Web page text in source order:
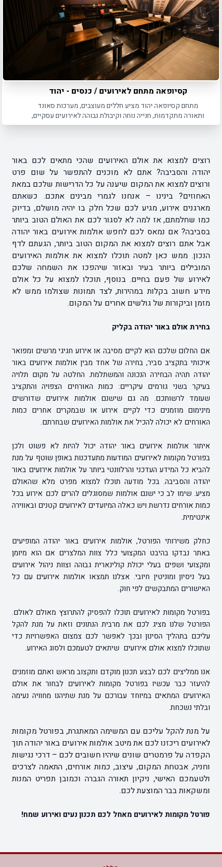
קסיופאה מתחם לאירועים / כנסים - יהוד
מתחם קסיופאה יהוד מציע חללים מעוצבים, מערכות סאונד
ותאורה מתקדמות, חנייה נוחה וקיבולת גבוהה לאירועים עסקיים,
כנסים והרצאות בכל סגנון
רוצים למצוא את אולם האירועים שהכי מתאים לכם באור
יהודה והסביבה? אתם לא מוכנים להתפשר על שום פרט
ורוצים למצוא את המקום שיענה על כל הדרישות שלכם במאת
האחוזים? בינינו – אנחנו לגמרי מבינים אתכם. כשאתם
מארגנים אירוע, מגיע לכם שכל חלק בו יהיה מושלם, בדיוק
כמו שחלמתם, אז למה לא לסגור לכם את האולם הטוב ביותר
בסביבה? אם נמאס לכם לחפש אולמות אירועים באור יהודה
אבל אתם רוצים למצוא את המקום הטוב ביותר, הגעתם לדף
הנכון. ממש כאן למטה תוכלו למצוא את אולמות האירועים
המובילים ביותר בעיר ובאזור שיהפכו את השמחה שלכם
לאירוע של פעם בחיים. בנוסף, תוכלו למצוא על כל אולם
מידע חשוב בקלות במהירות, לצד תמונות שצולמו ממש לא
מזמן וביקורות של גולשים אחרים על המקום.
בחירת אולם באור יהודה בקליק
אם החלום שלכם הוא לקיים מסיבה או אירוע חגיגי מרשים ומפואר
איכותי בתקציב סביר, בחירה של אחד מבין אולמות אירועים באור
יהודה תהיה הבחירה הנכונה והמשתלמת. החלטה על מקום תלויה
בעיקר בשני גורמים עיקריים: כמות האורחים הצפויה והתקציב
שעומד לרשותכם. מה גם שישנם אולמות אירועים שדורשים
מינימום מוזמנים כדי לקיים אירוע או שבמקרים אחרים כמות
האורחים לא יכולה להכיל את אולמות האירועים שבחרתם.
איתור אולמות אירועים באור יהודה יכול להיות לא פשוט ולכן
בפורטל מקומות לאירועים המודעות מתעדכנות באופן שוטף על מנת
להביא כל המידע העדכני והרלוונטי ביותר על אולמות אירועים באור
יהודה והסביבה. בכל מודעה תוכלו למצוא מפרט מלא שהאולם
מציע. שימו לב כי ישנם אולמות שמסוגלים להרים לכם אירוע בכל
כמות אורחים נדרשת ויש כאלה המיועדים לאירועים קטנים ובאווירה
אינטימית.
כחלק משירותי הפורטל, אולמות אירועים באור יהודה המופיעים
באתר נבדקו בהיבט המקצועי כלל צוות המלצרים אם הוא מיומן
ומקצועי ושפים בעלי יכולת קולינארית גבוהה וצוות ניהול אירועים
בעל ניסיון ומוניטין חיובי. אצלנו תמצאו אולמות אירועים עם כל
האישורים המתבקשים לפי חוק.
בפורטל מקומות לאירועים תוכלו להפסיק להתרוצץ מאולם לאולם.
הפורטל שלנו מציג לכם את מרבית הנתונים וזאת על מנת להקל
עליכם בתהליך הסינון ובכך לאפשר לכם צמצום האפשרויות כדי
שתוכלו למצוא אולם אירועים שיתאים לטעמכם ולסוג האירוע.
אנו ממליצים לכם לבצע תכנון מוקדם ותקצוב מראש ואתם מוזמנים
להיעזר כבר עכשיו בפורטל מקומות לאירועים לבחור את אולם
האירועים המתאים במיוחד עבורכם על מנת שתיהנו מחוויה נעימה
ובלתי נשכחת.
על מנת להקל עליכם עם המשימה המאתגרת, בפורטל מקומות
לאירועים ריכזנו לכם את מיטב אולמות אירועים באור יהודהתוך
הקפדה על פרמטרים שונים שיהיו חשובים לכם – דרכי נגישות
וחניה, אבטחת המקום, עיצוב, כמות אורחים, התאמה לצרכים
ולטעמכם האישי, ניקיון תאורה הגברה וכמובן תפריט המנות
ומשקאות בבר המוצעת לכם.
פורטל מקומות לאירועים מאחל לכם תכנון נעים ואירוע שמח!